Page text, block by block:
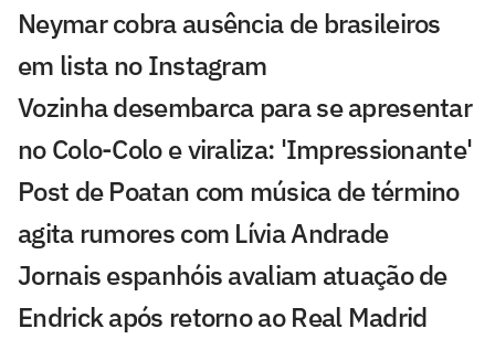
Neymar cobra ausência de brasileiros
em lista no Instagram
Vozinha desembarca para se apresentar
no Colo-Colo e viraliza: 'Impressionante'
Post de Poatan com música de término
agita rumores com Lívia Andrade
Jornais espanhóis avaliam atuação de
Endrick após retorno ao Real Madrid